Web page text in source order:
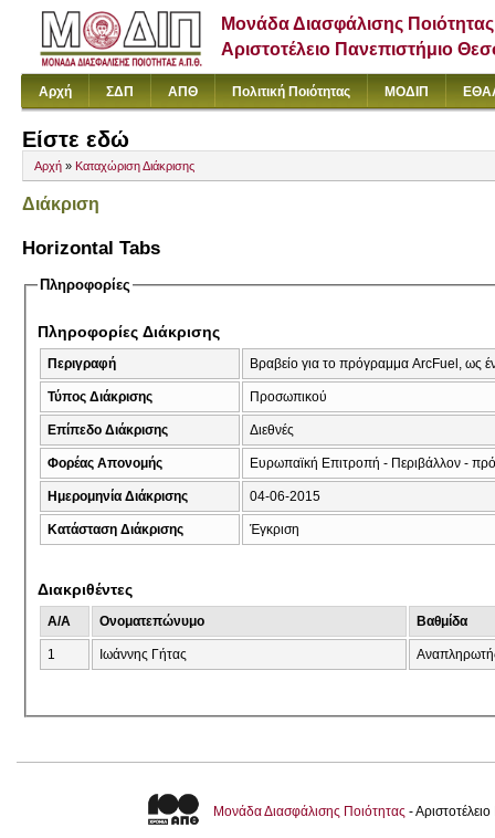
Μονάδα Διασφάλισης Ποιότητας
Αριστοτέλειο Πανεπιστήμιο
Αρχή ΣΔΠ ΑΠΘ Πολιτική Ποιότητας ΜΟΔΙΠ
Είστε εδώ
Αρχή » Καταχώριση Διάκρισης
Διάκριση
Horizontal Tabs
Πληροφορίες
Πληροφορίες Διάκρισης
Περιγραφή Βραβείο για το πρόγραμμα ArcFuel, ως
Τύπος Διάκρισης Προσωπικού
Επίπεδο Διάκρισης Διεθνές
Φορέας Απονομής
Ημερομηνία Διάκρισης 04-06-2015
Κατάσταση Διάκρισης Έγκριση
Διακριθέντες
A/A Ονοματεπώνυμο Βαθμίδα
1 Ιωάννης Γήτας
Μονάδα Διασφάλισης Ποιότητας -